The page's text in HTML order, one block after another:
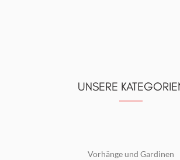
UNSERE
Vorhänge und Gardinen